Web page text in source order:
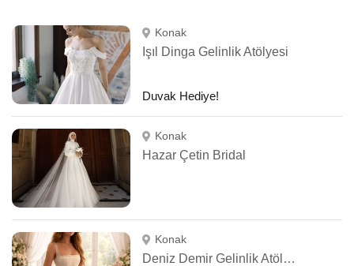
Konak
Işıl Dinga Gelinlik Atölyesi
Duvak Hediye!
Konak
Hazar Çetin Bridal
Konak
Deniz Demir Gelinlik Atölyesi